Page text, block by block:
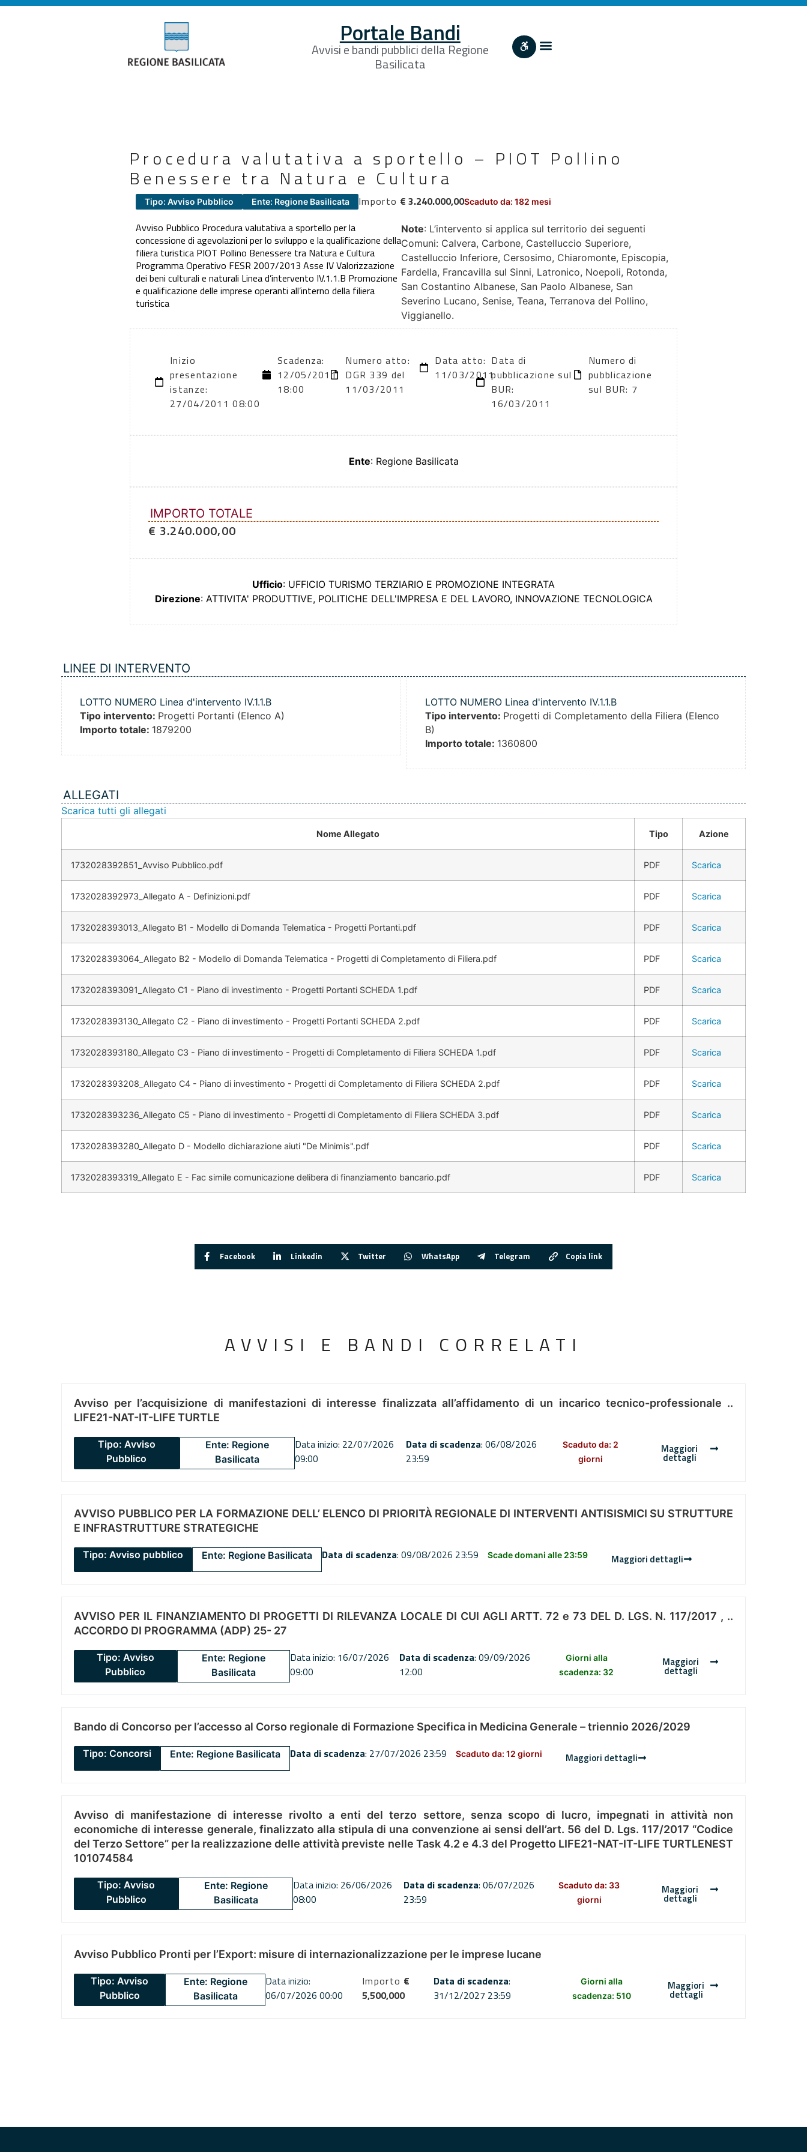
Portale Bandi
Avvisi e bandi pubblici della Regione
Basilicata
Procedura valutativa a sportello – PIOT Pollino
Benessere tra Natura e Cultura
Tipo: Avviso Pubblico Ente: Regione Basilicata Importo € 3.240.000,00Scaduto da: 182 mesi
Avviso Pubblico Procedura valutativa a sportello per la
concessione di agevolazioni per lo sviluppo e la qualificazione della
filiera turistica PIOT Pollino Benessere tra Natura e Cultura
Programma Operativo FESR 2007/2013 Asse IV Valorizzazione
dei beni culturali e naturali Linea d’intervento IV.1.1.B Promozione
e qualificazione delle imprese operanti all’interno della filiera
turistica
Note: L’intervento si applica sul territorio dei seguenti
Comuni: Calvera, Carbone, Castelluccio Superiore,
Castelluccio Inferiore, Cersosimo, Chiaromonte, Episcopia,
Fardella, Francavilla sul Sinni, Latronico, Noepoli, Rotonda,
San Costantino Albanese, San Paolo Albanese, San
Severino Lucano, Senise, Teana, Terranova del Pollino,
Viggianello.
Inizio
presentazione
istanze:
27/04/2011 08:00
Scadenza:
12/05/2011
18:00
Numero atto:
DGR 339 del
11/03/2011
Data atto:
11/03/2011
Data di
pubblicazione sul
BUR:
16/03/2011
Numero di
pubblicazione
sul BUR: 7
Ente: Regione Basilicata
IMPORTO TOTALE
€ 3.240.000,00
Ufficio: UFFICIO TURISMO TERZIARIO E PROMOZIONE INTEGRATA
Direzione: ATTIVITA' PRODUTTIVE, POLITICHE DELL'IMPRESA E DEL LAVORO, INNOVAZIONE TECNOLOGICA
LINEE DI INTERVENTO
LOTTO NUMERO Linea d'intervento IV.1.1.B
Tipo intervento: Progetti Portanti (Elenco A)
Importo totale: 1879200
LOTTO NUMERO Linea d'intervento IV.1.1.B
Tipo intervento: Progetti di Completamento della Filiera (Elenco
B)
Importo totale: 1360800
ALLEGATI
Scarica tutti gli allegati
Nome Allegato Tipo Azione
1732028392851_Avviso Pubblico.pdf PDF Scarica
1732028392973_Allegato A - Definizioni.pdf PDF Scarica
1732028393013_Allegato B1 - Modello di Domanda Telematica - Progetti Portanti.pdf PDF Scarica
1732028393064_Allegato B2 - Modello di Domanda Telematica - Progetti di Completamento di Filiera.pdf PDF Scarica
1732028393091_Allegato C1 - Piano di investimento - Progetti Portanti SCHEDA 1.pdf PDF Scarica
1732028393130_Allegato C2 - Piano di investimento - Progetti Portanti SCHEDA 2.pdf PDF Scarica
1732028393180_Allegato C3 - Piano di investimento - Progetti di Completamento di Filiera SCHEDA 1.pdf PDF Scarica
1732028393208_Allegato C4 - Piano di investimento - Progetti di Completamento di Filiera SCHEDA 2.pdf PDF Scarica
1732028393236_Allegato C5 - Piano di investimento - Progetti di Completamento di Filiera SCHEDA 3.pdf PDF Scarica
1732028393280_Allegato D - Modello dichiarazione aiuti "De Minimis".pdf PDF Scarica
1732028393319_Allegato E - Fac simile comunicazione delibera di finanziamento bancario.pdf PDF Scarica
Facebook Linkedin Twitter WhatsApp Telegram Copia link
AVVISI E BANDI CORRELATI
Avviso per l’acquisizione di manifestazioni di interesse finalizzata all’affidamento di un incarico tecnico-professionale ..
LIFE21-NAT-IT-LIFE TURTLE
Tipo: Avviso
Pubblico
Ente: Regione
Basilicata
Data inizio: 22/07/2026
09:00
Data di scadenza: 06/08/2026
23:59
Scaduto da: 2
giorni
Maggiori
dettagli
AVVISO PUBBLICO PER LA FORMAZIONE DELL’ ELENCO DI PRIORITÀ REGIONALE DI INTERVENTI ANTISISMICI SU STRUTTURE
E INFRASTRUTTURE STRATEGICHE
Tipo: Avviso pubblico Ente: Regione Basilicata Data di scadenza: 09/08/2026 23:59 Scade domani alle 23:59 Maggiori dettagli
AVVISO PER IL FINANZIAMENTO DI PROGETTI DI RILEVANZA LOCALE DI CUI AGLI ARTT. 72 e 73 DEL D. LGS. N. 117/2017 , ..
ACCORDO DI PROGRAMMA (ADP) 25- 27
Tipo: Avviso
Pubblico
Ente: Regione
Basilicata
Data inizio: 16/07/2026
09:00
Data di scadenza: 09/09/2026
12:00
Giorni alla
scadenza: 32
Maggiori
dettagli
Bando di Concorso per l’accesso al Corso regionale di Formazione Specifica in Medicina Generale – triennio 2026/2029
Tipo: Concorsi Ente: Regione Basilicata Data di scadenza: 27/07/2026 23:59 Scaduto da: 12 giorni Maggiori dettagli
Avviso di manifestazione di interesse rivolto a enti del terzo settore, senza scopo di lucro, impegnati in attività non
economiche di interesse generale, finalizzato alla stipula di una convenzione ai sensi dell’art. 56 del D. Lgs. 117/2017 “Codice
del Terzo Settore” per la realizzazione delle attività previste nelle Task 4.2 e 4.3 del Progetto LIFE21-NAT-IT-LIFE TURTLENEST
101074584
Tipo: Avviso
Pubblico
Ente: Regione
Basilicata
Data inizio: 26/06/2026
08:00
Data di scadenza: 06/07/2026
23:59
Scaduto da: 33
giorni
Maggiori
dettagli
Avviso Pubblico Pronti per l’Export: misure di internazionalizzazione per le imprese lucane
Tipo: Avviso
Pubblico
Ente: Regione
Basilicata
Data inizio:
06/07/2026 00:00
Importo €
5,500,000
Data di scadenza:
31/12/2027 23:59
Giorni alla
scadenza: 510
Maggiori
dettagli